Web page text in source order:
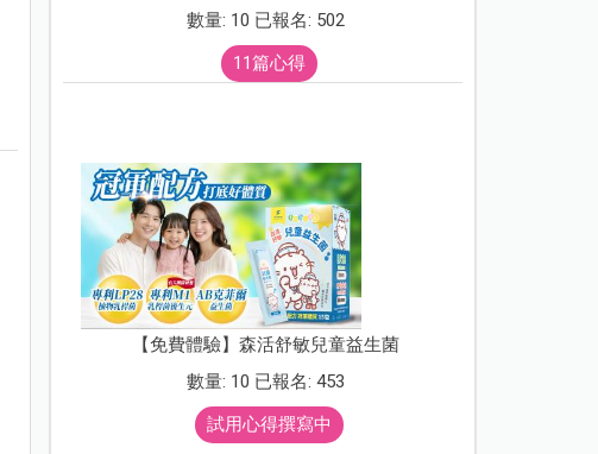
數量: 10 已報名: 502
11篇心得
【免費體驗】森活舒敏兒童益生菌
數量: 10 已報名: 453
試用心得撰寫中